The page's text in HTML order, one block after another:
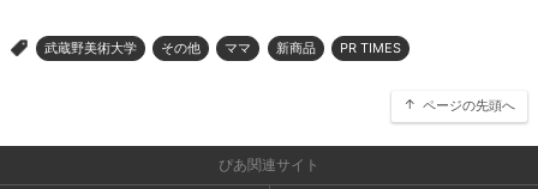
> 武蔵野美術大学 その他 ママ 新商品 PR TIMES
ページの先頭へ
ぴあ関連サイト